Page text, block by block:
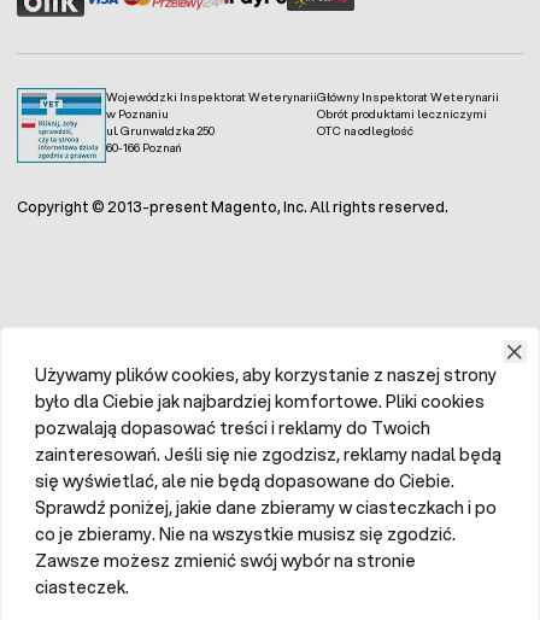
Wojewódzki Inspektorat Weterynarii
w Poznaniu
ul. Grunwaldzka 250
60-166 Poznań
Główny Inspektorat Weterynarii
Obrót produktami leczniczymi
OTC na odległość
Copyright © 2013-present Magento, Inc. All rights reserved.
Używamy plików cookies, aby korzystanie z naszej strony
było dla Ciebie jak najbardziej komfortowe. Pliki cookies
pozwalają dopasować treści i reklamy do Twoich
zainteresowań. Jeśli się nie zgodzisz, reklamy nadal będą
się wyświetlać, ale nie będą dopasowane do Ciebie.
Sprawdź poniżej, jakie dane zbieramy w ciasteczkach i po
co je zbieramy. Nie na wszystkie musisz się zgodzić.
Zawsze możesz zmienić swój wybór na stronie
ciasteczek.